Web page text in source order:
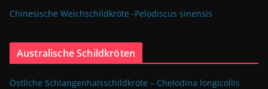
Chinesische Weichschildkröte -Pelodiscus sinensis
Australische Schildkröten
Östliche Schlangenhalsschildkröte – Chelodina longicollis